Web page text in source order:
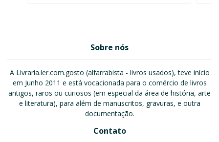
Sobre nós
A Livraria.ler.com.gosto (alfarrabista - livros usados), teve início
em Junho 2011 e está vocacionada para o comércio de livros
antigos, raros ou curiosos (em especial da área de história, arte
e literatura), para além de manuscritos, gravuras, e outra
documentação.
Contato